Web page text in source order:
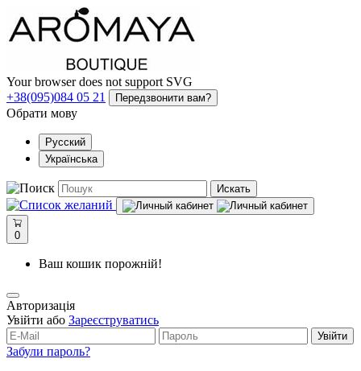
Your browser does not support SVG
+38(095)084 05 21
Передзвонити вам?
Обрати мову
Русский
Українська
Искать
0
Ваш кошик порожній!
Авторизація
Увійти або Зареєструватись
Увійти
Забули пароль?